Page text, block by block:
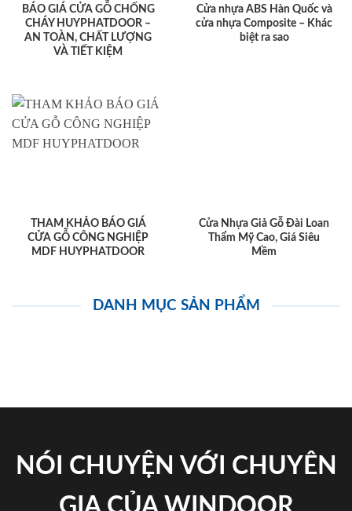
BÁO GIÁ CỬA GỖ CHỐNG
CHÁY HUYPHATDOOR –
AN TOÀN, CHẤT LƯỢNG
VÀ TIẾT KIỆM
Cửa nhựa ABS Hàn Quốc và
cửa nhựa Composite – Khác
biệt ra sao
THAM KHẢO BÁO GIÁ
CỬA GỖ CÔNG NGHIỆP
MDF HUYPHATDOOR
Cửa Nhựa Giả Gỗ Đài Loan
Thẩm Mỹ Cao, Giá Siêu
Mềm
DANH MỤC SẢN PHẨM
NÓI CHUYỆN VỚI CHUYÊN